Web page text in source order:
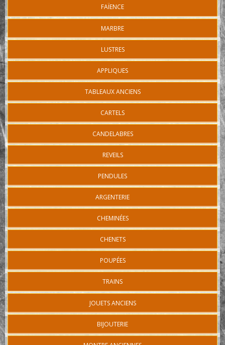
FAÏENCE
MARBRE
LUSTRES
APPLIQUES
TABLEAUX ANCIENS
CARTELS
CANDELABRES
REVEILS
PENDULES
ARGENTERIE
CHEMINÉES
CHENETS
POUPÉES
TRAINS
JOUETS ANCIENS
BIJOUTERIE